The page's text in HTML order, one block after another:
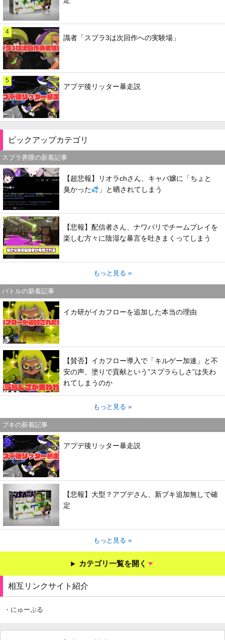
4
識者「スプラ3は次回作への実験場」
5
アプデ後リッター暴走説
ピックアップカテゴリ
スプラ界隈の新着記事
【超悲報】リオラchさん、キャバ嬢に「ちょと
臭かった
」と晒されてしまう
【悲報】配信者さん、ナワバリでチームプレイを
楽しむ方々に陰湿な暴言を吐きまくってしまう
もっと見る »
バトルの新着記事
イカ研がイカフローを追加した本当の理由
【賛否】イカフロー導入で「キルゲー加速」と不
安の声、塗りで貢献という”スプラらしさ”は失わ
れてしまうのか
もっと見る »
ブキの新着記事
アプデ後リッター暴走説
【悲報】大型？アプデさん、新ブキ追加無しで確
定
もっと見る »
カテゴリ一覧を開く
相互リンクサイト紹介
・にゅーぷる